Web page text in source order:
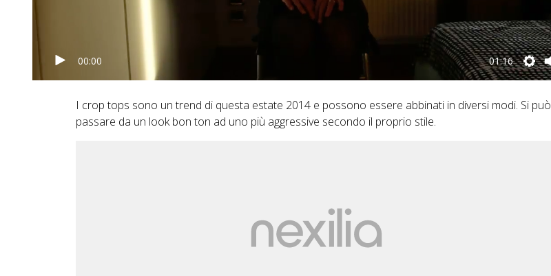
00:00 01:16
I crop tops sono un trend di questa estate 2014 e possono essere abbinati in diversi modi. Si può
passare da un look bon ton ad uno più aggressive secondo il proprio stile.